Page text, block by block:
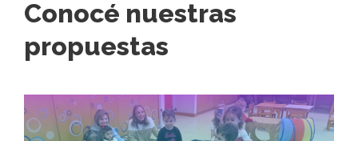
Conocé nuestras
propuestas